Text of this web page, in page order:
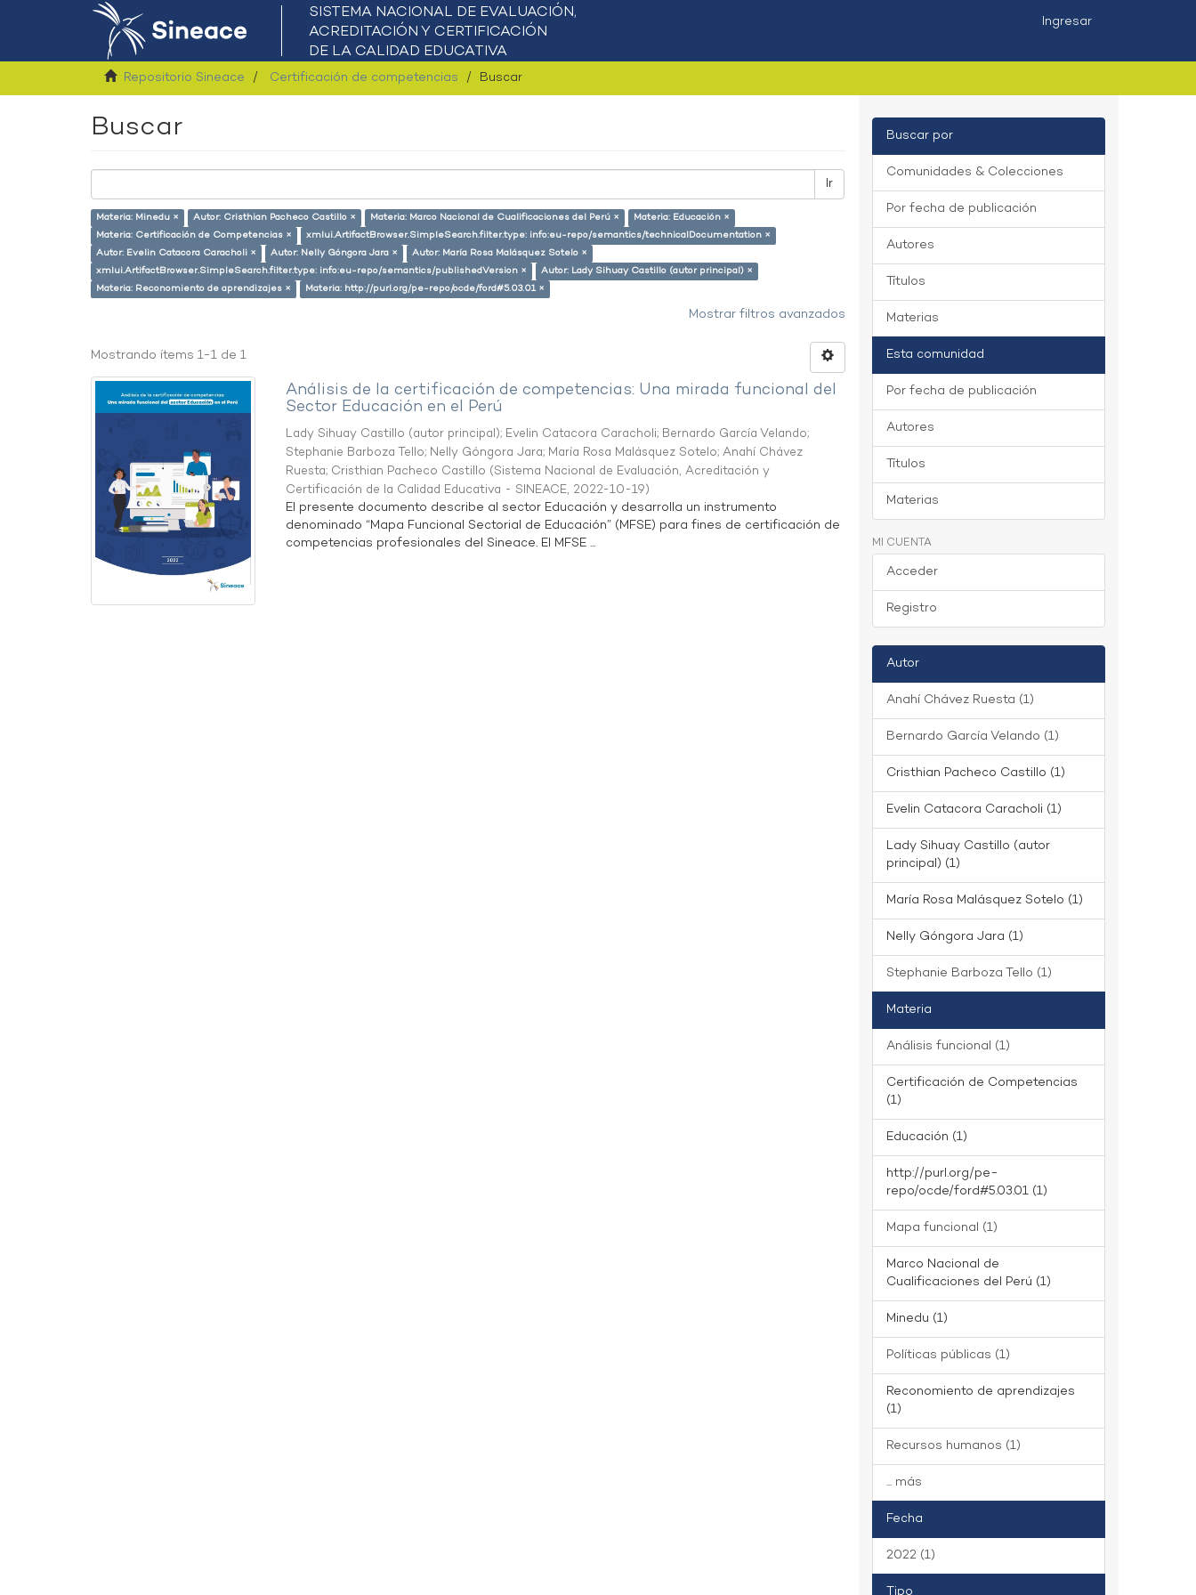
Ingresar
Repositorio Sineace Certificación de competencias Buscar
Buscar
Ir
Materia: Minedu × Autor: Cristhian Pacheco Castillo × Materia: Marco Nacional de Cualificaciones del Perú ×
Materia: Educación ×
Materia: Certificación de Competencias ×
xmlui.ArtifactBrowser.SimpleSearch.filter.type: info:eu-repo/semantics/technicalDocumentation ×
Autor: Evelin Catacora Caracholi ×
Autor: Nelly Góngora Jara ×
Autor: María Rosa Malásquez Sotelo ×
xmlui.ArtifactBrowser.SimpleSearch.filter.type: info:eu-repo/semantics/publishedVersion ×
Autor: Lady Sihuay Castillo (autor principal) ×
Materia: Reconomiento de aprendizajes ×
Materia: http://purl.org/pe-repo/ocde/ford#5.03.01 ×
Mostrar filtros avanzados
Mostrando ítems 1-1 de 1
Análisis de la certificación de competencias: Una mirada funcional del
Sector Educación en el Perú
Lady Sihuay Castillo (autor principal); Evelin Catacora Caracholi; Bernardo García Velando;
Stephanie Barboza Tello; Nelly Góngora Jara; María Rosa Malásquez Sotelo;Anahí Chávez
Ruesta; Cristhian Pacheco Castillo (Sistema Nacional de Evaluación, Acreditación y
Certificación de la Calidad Educativa - SINEACE, 2022-10-19)
El presente documento describe al sector Educación y desarrolla un instrumento
denominado “Mapa Funcional Sectorial de Educación” (MFSE) para fines de certificación de
competencias profesionales del Sineace. El MFSE ...
Buscar por
Comunidades & Colecciones
Por fecha de publicación
Autores
Títulos
Materias
Esta comunidad
Por fecha de publicación
Autores
Títulos
Materias
MI CUENTA
Acceder
Registro
Autor
Anahí Chávez Ruesta (1)
Bernardo García Velando (1)
Cristhian Pacheco Castillo (1)
Evelin Catacora Caracholi (1)
Lady Sihuay Castillo (autor
principal) (1)
María Rosa Malásquez Sotelo (1)
Nelly Góngora Jara (1)
Stephanie Barboza Tello (1)
Materia
Análisis funcional (1)
Certificación de Competencias
(1)
Educación (1)
http://purl.org/pe-
repo/ocde/ford#5.03.01 (1)
Mapa funcional (1)
Marco Nacional de
Cualificaciones del Perú (1)
Minedu (1)
Políticas públicas (1)
Reconomiento de aprendizajes
(1)
Recursos humanos (1)
... más
Fecha
2022 (1)